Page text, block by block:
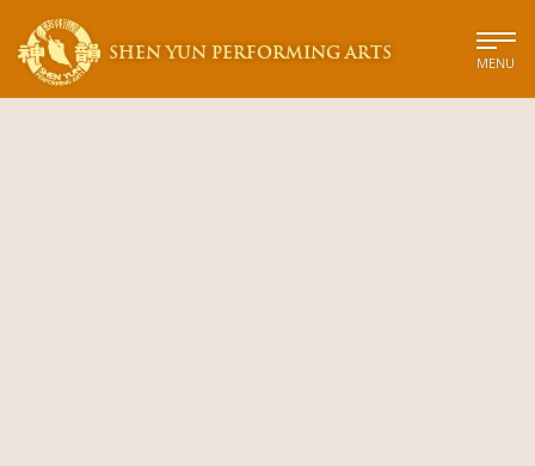
SHEN YUN PERFORMING ARTS MENU